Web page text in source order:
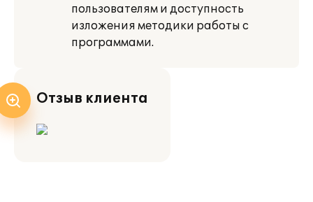
пользователям и доступность
изложения методики работы с
программами.
Отзыв клиента